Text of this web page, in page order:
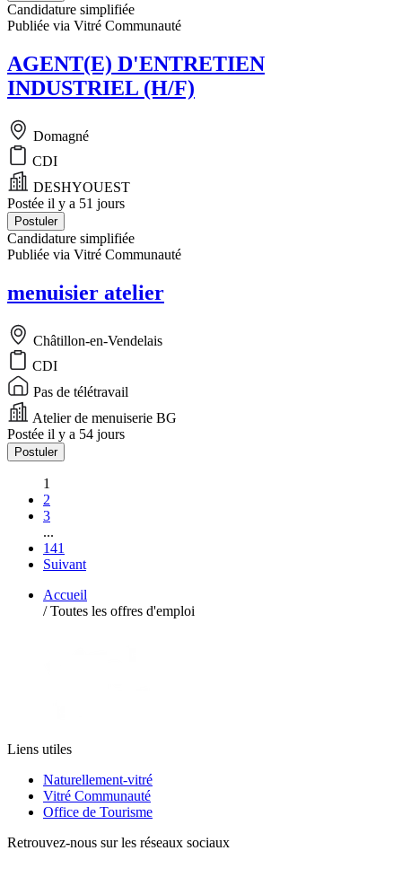
Candidature simplifiée
Publiée via Vitré Communauté
AGENT(E) D'ENTRETIEN
INDUSTRIEL (H/F)
Domagné
CDI
DESHYOUEST
Postée il y a 51 jours
Postuler
Candidature simplifiée
Publiée via Vitré Communauté
menuisier atelier
Châtillon-en-Vendelais
CDI
Pas de télétravail
Atelier de menuiserie BG
Postée il y a 54 jours
Postuler
1
2
3
...
141
Suivant
Accueil
/ Toutes les offres d'emploi
Liens utiles
Naturellement-vitré
Vitré Communauté
Office de Tourisme
Retrouvez-nous sur les réseaux sociaux